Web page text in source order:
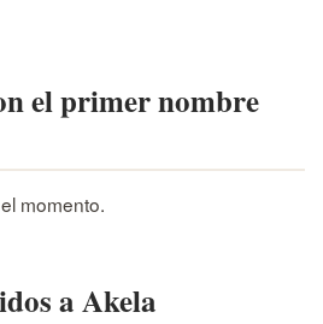
el primer nombre
momento.
a Akela